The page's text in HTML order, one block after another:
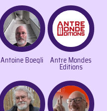
Antoine Boegli Antre Mondes
Editions